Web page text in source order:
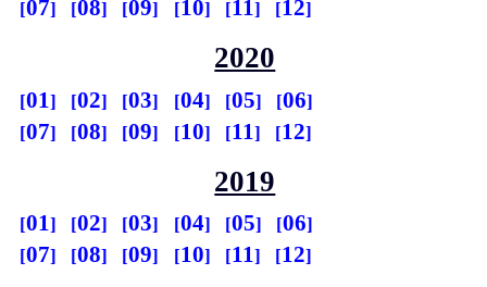
07 08 09 10 11 12
2020
01 02 03 04 05
06
07
08 09 10 11 12
2019
01 02 03 04 05
06
07
08 09 10 11 12